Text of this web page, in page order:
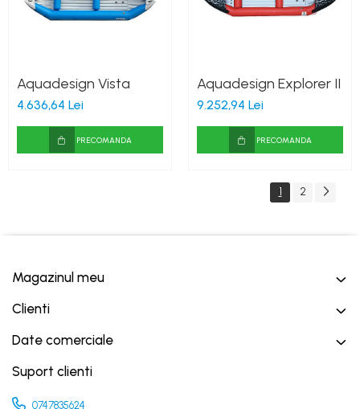
Aquadesign Vista
4.636,64 Lei
PRECOMANDA
Aquadesign Explorer II
9.252,94 Lei
PRECOMANDA
1 2
Magazinul meu
Clienti
Date comerciale
Suport clienti
0747835624